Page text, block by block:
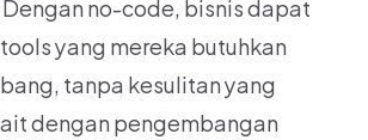
yang mereka butuhkan
tanpa kesulitan yang
dengan pengembangan